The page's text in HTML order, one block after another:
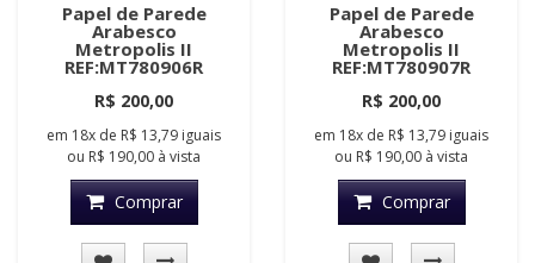
Papel de Parede
Arabesco
Metropolis II
REF:MT780906R
R$ 200,00
em 18x de R$ 13,79 iguais
ou R$ 190,00 à vista
Comprar
Papel de Parede
Arabesco
Metropolis II
REF:MT780907R
R$ 200,00
em 18x de R$ 13,79 iguais
ou R$ 190,00 à vista
Comprar